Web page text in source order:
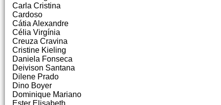
Carla Cristina
Cardoso
Cátia Alexandre
Célia Virgínia
Creuza Cravina
Cristine Kieling
Daniela Fonseca
Deivison Santana
Dilene Prado
Dino Boyer
Dominique Mariano